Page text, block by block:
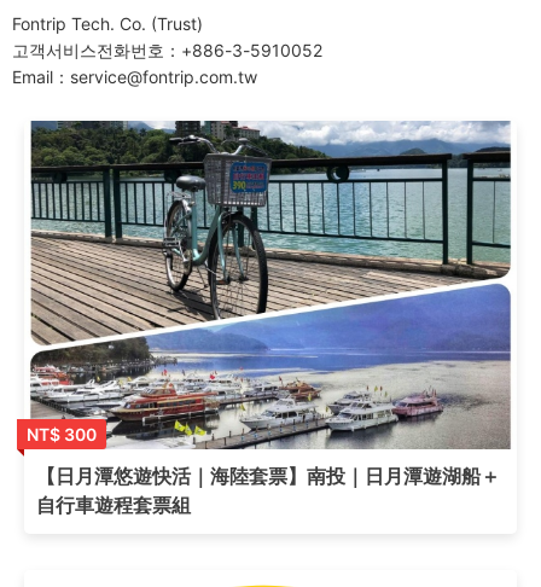
Fontrip Tech. Co. (Trust)
고객서비스전화번호：+886-3-5910052
Email：service@fontrip.com.tw
NT$ 300
【日月潭悠遊快活｜海陸套票】南投｜日月潭遊湖船＋
自行車遊程套票組